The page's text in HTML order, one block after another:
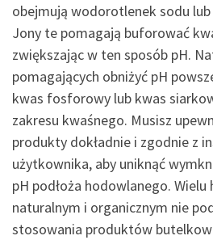
obejmują wodorotlenek sodu
Jony te pomagają buforować
zwiększając w ten sposób pH.
pomagających obniżyć pH
kwas fosforowy lub kwas
zakresu kwaśnego. Musisz
produkty dokładnie i zgodnie z
użytkownika, aby uniknąć
pH podłoża hodowlanego.
naturalnym i organicznym nie
stosowania produktów